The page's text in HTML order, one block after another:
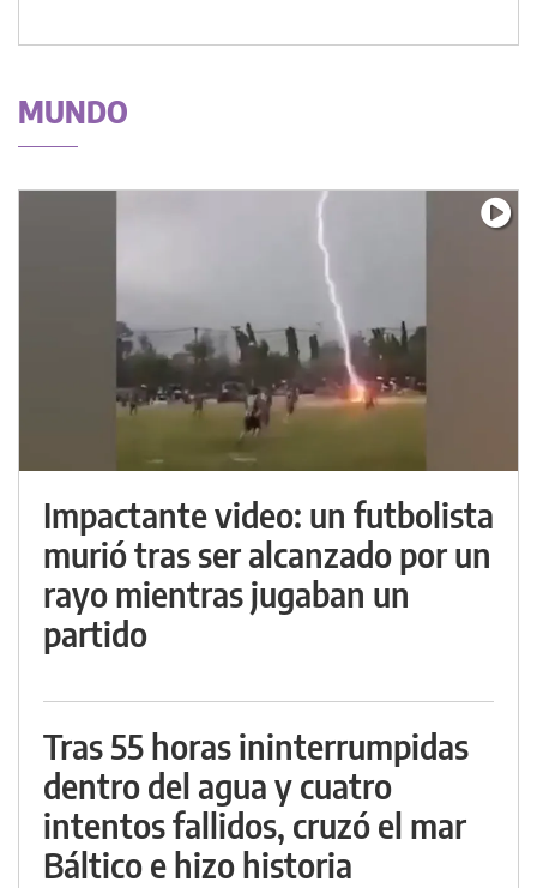
MUNDO
Impactante video: un futbolista
murió tras ser alcanzado por un
rayo mientras jugaban un
partido
Tras 55 horas ininterrumpidas
dentro del agua y cuatro
intentos fallidos, cruzó el mar
Báltico e hizo historia